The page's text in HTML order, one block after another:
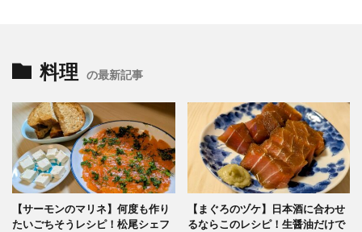
料理 の最新記事
【サーモンのマリネ】何度も作り
たいごちそうレシピ！松尾シェフ
【まぐろのヅケ】日本酒に合わせ
るならこのレシピ！生醤油だけで